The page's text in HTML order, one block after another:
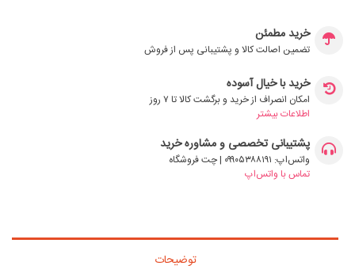
خرید مطمئن
تضمین اصالت کالا و پشتیبانی پس از فروش
خرید با خیال آسوده
امکان انصراف از خرید و برگشت کالا تا ۷ روز
اطلاعات بیشتر
پشتیبانی تخصصی و مشاوره خرید
واتس‌اپ: ۰۹۹۰۵۳۸۸۱۹۱ | چت فروشگاه
تماس با واتس‌اپ
توضیحات